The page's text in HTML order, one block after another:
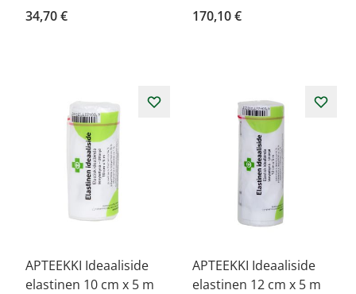
34,70 €
170,10 €
APTEEKKI Ideaaliside
elastinen 10 cm x 5 m
APTEEKKI Ideaaliside
elastinen 12 cm x 5 m